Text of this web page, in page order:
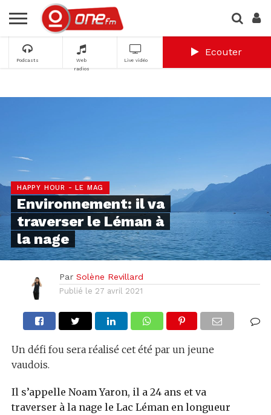
Podcasts
Web
radios
Live vidéo
Ecouter
HAPPY HOUR - LE MAG
Environnement: il va
traverser le Léman à
la nage
Par Solène Revillard
Publié le 27 avril 2021
Un défi fou sera réalisé cet été par un jeune
vaudois.
Il s’appelle Noam Yaron, il a 24 ans et va
traverser à la nage le Lac Léman en longueur